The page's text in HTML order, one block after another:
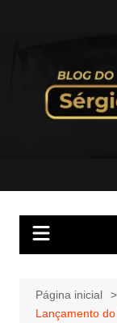
Página inicial
Lançamento